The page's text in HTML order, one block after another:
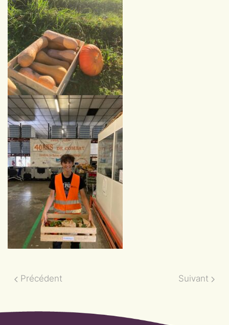
Précédent Suivant